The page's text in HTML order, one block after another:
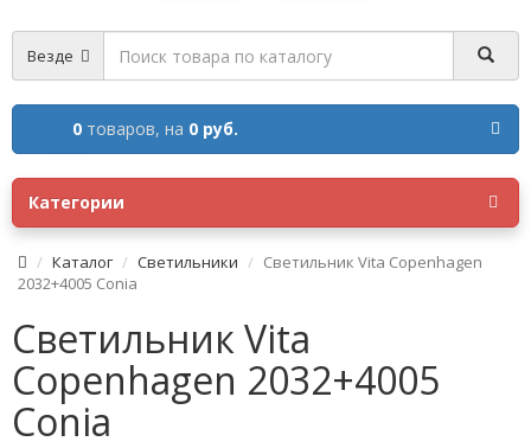
Везде
0 товаров, на 0 руб.
Категории
Каталог Светильники
Светильник Vita Copenhagen
2032+4005 Conia
Светильник Vita
Copenhagen 2032+4005
Conia